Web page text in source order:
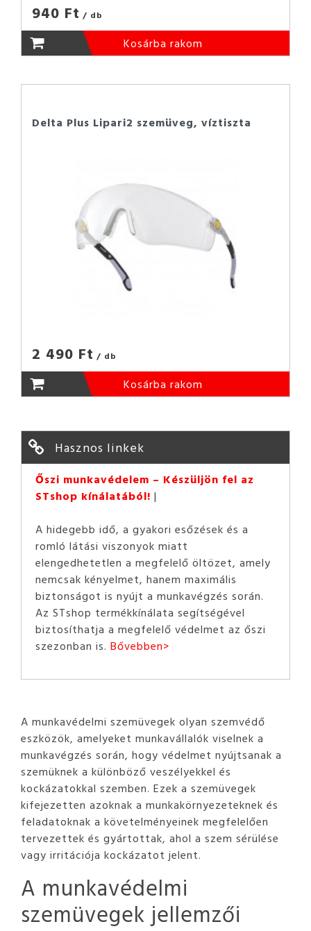
940 Ft / db
Kosárba rakom
Delta Plus Lipari2 szemüveg, víztiszta
2 490 Ft / db
Kosárba rakom
Hasznos linkek
Őszi munkavédelem – Készüljön fel az
STshop kínálatából!
A hidegebb idő, a gyakori esőzések és a
romló látási viszonyok miatt
elengedhetetlen a megfelelő öltözet, amely
nemcsak kényelmet, hanem maximális
biztonságot is nyújt a munkavégzés során.
Az STshop termékkínálata segítségével
biztosíthatja a megfelelő védelmet az őszi
szezonban is. Bővebben>
A munkavédelmi szemüvegek olyan szemvédő
eszközök, amelyeket munkavállalók viselnek a
munkavégzés során, hogy védelmet nyújtsanak a
szemüknek a különböző veszélyekkel és
kockázatokkal szemben. Ezek a szemüvegek
kifejezetten azoknak a munkakörnyezeteknek és
feladatoknak a követelményeinek megfelelően
tervezettek és gyártottak, ahol a szem sérülése
vagy irritációja kockázatot jelent.
A munkavédelmi
szemüvegek jellemzői